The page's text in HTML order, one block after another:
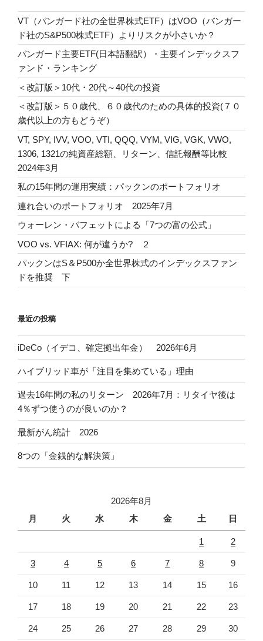
VT（バンガード社の全世界株式ETF）はVOO（バンガー
ド社のS&P500株式ETF）よりリスクが小さいか？
バンガード主要ETF(日本語翻訳）・主要インデックスフ
ァンド・ランキング
＜改訂版＞10代・20代～40代の投資
＜改訂版＞５０歳代、６０歳代のための具体的投資(７０
歳代以上の方もどうぞ）
VT, SPY, IVV, VOO, VTI, QQQ, VYM, VIG, VGK, VWO,
1306, 1321の純資産総額、リターン、信託報酬等比較
2024年3月
私の15年間の運用実績：パックンのポートフォリオ
連れ合いのポートフォリオ 2025年7月
ウォーレン・バフェットによる「7つの富の公式」
VOO vs. VFIAX: 何が違うか? ２
パックンはS＆P500か全世界株式のインデックスファン
ドを推奨 下
最近の投稿
iDeCo（イデコ、確定拠出年金） 2026年6月
ハイブリッド車が「注目を集めている」理由
過去16年間の私のリターン 2026年7月：リタイヤ後は
4％ずつ使うのが良いのか？
最新がん統計 2026
8つの「金銭的な解決策」
2026年8月
月
火 水 木 金 土 日
1 2
3 4 5 6 7 8 9
10 11 12 13 14 15 16
17 18 19 20 21 22 23
24 25 26 27 28 29 30